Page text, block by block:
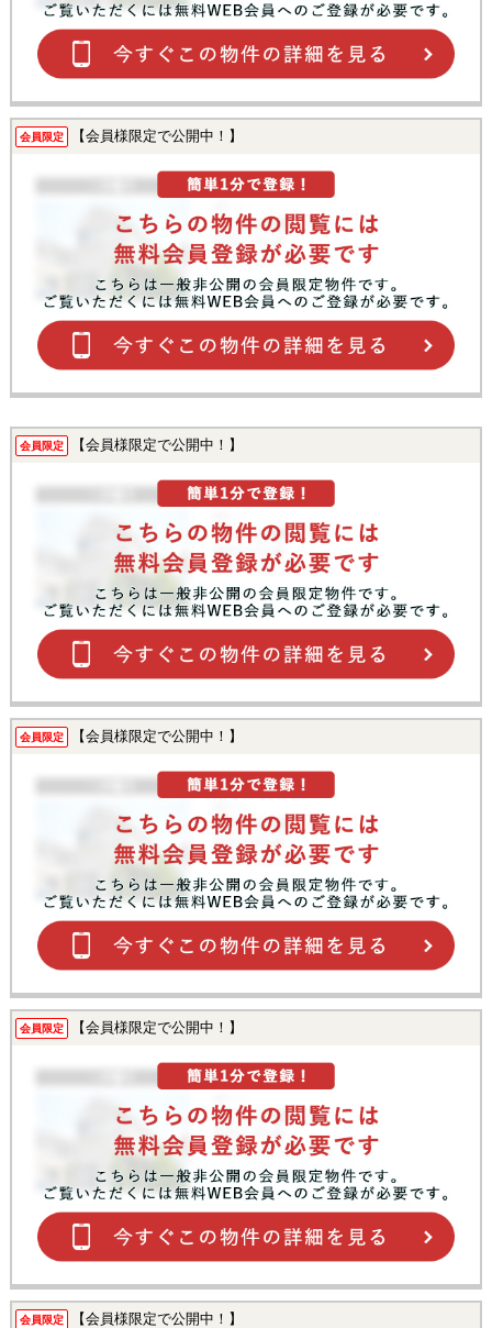
会員限定 【会員様限定で公開中！】
会員限定 【会員様限定で公開中！】
会員限定 【会員様限定で公開中！】
会員限定 【会員様限定で公開中！】
会員限定 【会員様限定で公開中！】